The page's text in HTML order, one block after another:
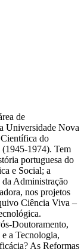
de
Universidade Nova
do
1974). Tem
portuguesa do
e Social; a
Administração
nos projetos
Ciência Viva –
Doutoramento,
a Tecnologia,
As Reformas